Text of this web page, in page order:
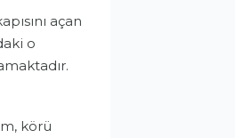
açan
o
körü